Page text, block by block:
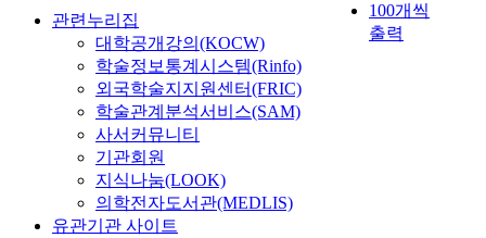
100개씩
출력
관련누리집
대학공개강의(KOCW)
학술정보통계시스템(Rinfo)
외국학술지지원센터(FRIC)
학술관계분석서비스(SAM)
사서커뮤니티
기관회원
지식나눔(LOOK)
의학전자도서관(MEDLIS)
유관기관 사이트